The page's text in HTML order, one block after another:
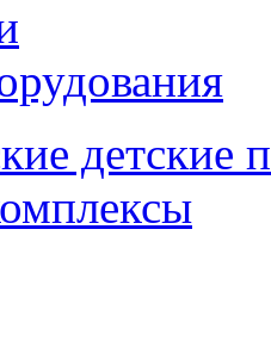
детские